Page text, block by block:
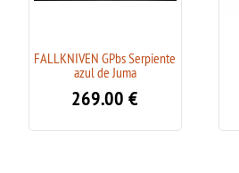
FALLKNIVEN GPbs Serpiente
azul de Juma
269.00 €